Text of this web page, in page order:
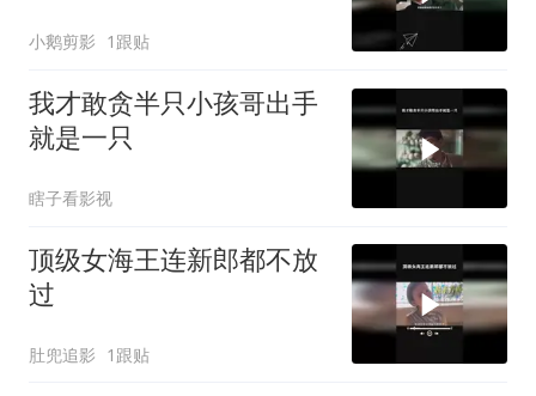
小鹅剪影 1跟贴
我才敢贪半只小孩哥出手
就是一只
瞎子看影视
顶级女海王连新郎都不放
过
肚兜追影 1跟贴